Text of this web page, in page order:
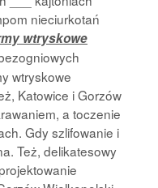
nieciurkotań
wtryskowe
wtryskowe
Katowice i Gorzów
a toczenie
Gdy szlifowanie i
Też, delikatesowy